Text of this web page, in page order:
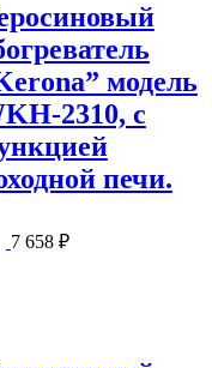
модель
2310, с
печи.
7 658 ₽